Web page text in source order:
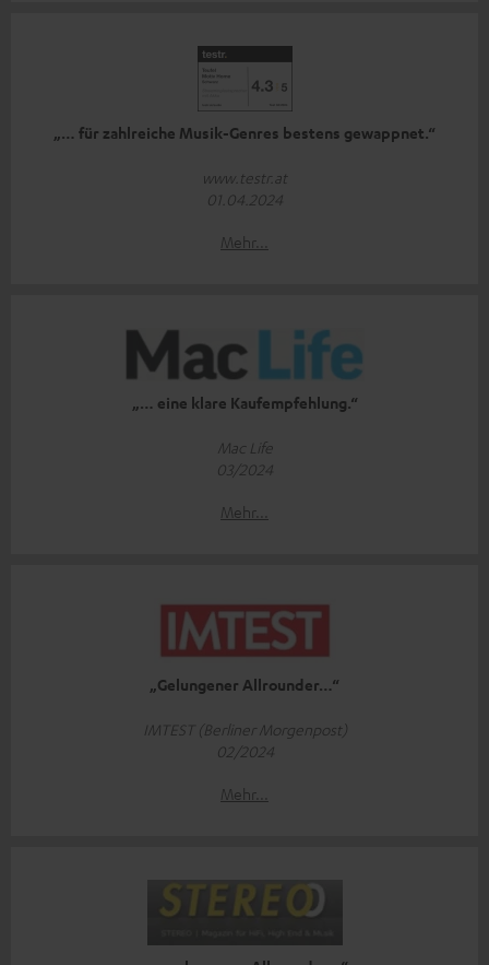
„… für zahlreiche Musik-Genres bestens gewappnet.“
www.testr.at
01.04.2024
Mehr...
„… eine klare Kaufempfehlung.“
Mac Life
03/2024
Mehr...
„Gelungener Allrounder…“
IMTEST (Berliner Morgenpost)
02/2024
Mehr...